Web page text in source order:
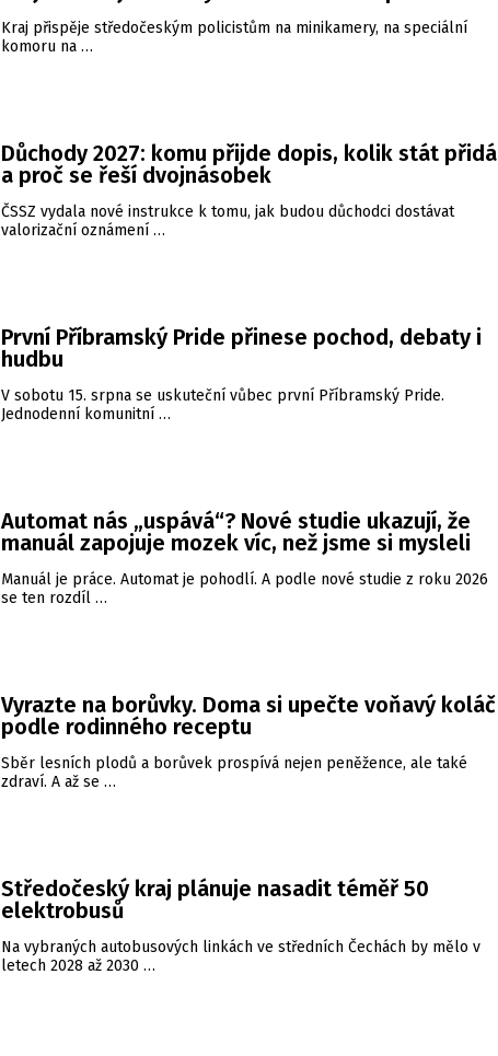
Kraj přispěje středočeským policistům na minikamery, na speciální
komoru na …
Důchody 2027: komu přijde dopis, kolik stát přidá
a proč se řeší dvojnásobek
ČSSZ vydala nové instrukce k tomu, jak budou důchodci dostávat
valorizační oznámení …
První Příbramský Pride přinese pochod, debaty i
hudbu
V sobotu 15. srpna se uskuteční vůbec první Příbramský Pride.
Jednodenní komunitní …
Automat nás „uspává“? Nové studie ukazují, že
manuál zapojuje mozek víc, než jsme si mysleli
Manuál je práce. Automat je pohodlí. A podle nové studie z roku 2026
se ten rozdíl …
Vyrazte na borůvky. Doma si upečte voňavý koláč
podle rodinného receptu
Sběr lesních plodů a borůvek prospívá nejen peněžence, ale také
zdraví. A až se …
Středočeský kraj plánuje nasadit téměř 50
elektrobusů
Na vybraných autobusových linkách ve středních Čechách by mělo v
letech 2028 až 2030 …